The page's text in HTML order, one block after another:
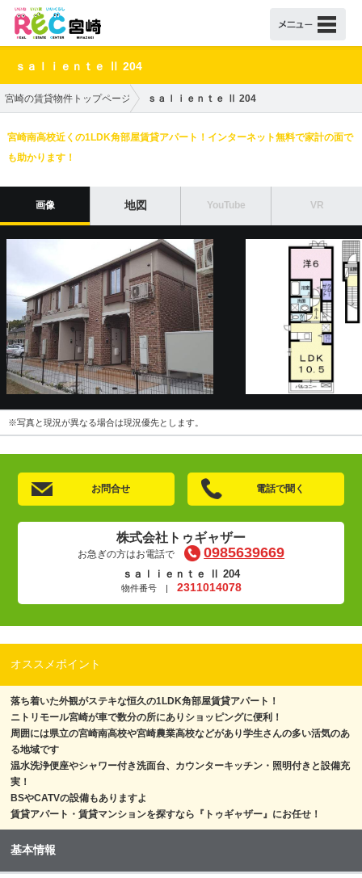
ｓａｌｉｅｎｔｅ Ⅱ 204
宮崎の賃貸物件トップページ ｓａｌｉｅｎｔｅ Ⅱ 204
宮崎南高校近くの1LDK角部屋賃貸アパート！インターネット無料で家計の面で
も助かります！
画像 地図 YouTube VR
※写真と現況が異なる場合は現況優先とします。
お問合せ 電話で聞く
株式会社トゥギャザー
お急ぎの方はお電話で 0985639669
ｓａｌｉｅｎｔｅ Ⅱ 204
物件番号 | 2311014078
オススメポイント
落ち着いた外観がステキな恒久の1LDK角部屋賃貸アパート！
ニトリモール宮崎が車で数分の所にありショッピングに便利！
周囲には県立の宮崎南高校や宮崎農業高校などがあり学生さんの多い活気のあ
る地域です
温水洗浄便座やシャワー付き洗面台、カウンターキッチン・照明付きと設備充
実！
BSやCATVの設備もありますよ
賃貸アパート・賃貸マンションを探すなら『トゥギャザー』にお任せ！
基本情報